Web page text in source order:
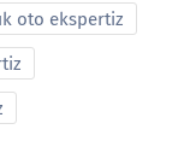
oto ekspertiz